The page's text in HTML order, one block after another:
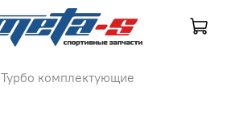
Турбо комплектующие